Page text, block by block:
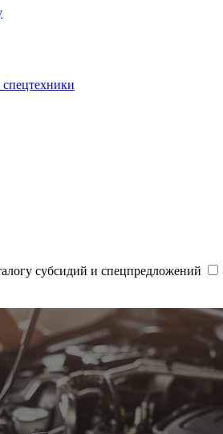
субсидий и спецпредложений